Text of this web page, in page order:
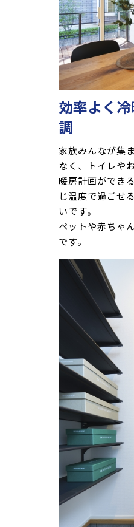
効率よく
調
家族みんなが集
なく、トイレや
暖房計画ができ
じ温度で過ごせ
いです。
ペットや赤ちゃ
です。